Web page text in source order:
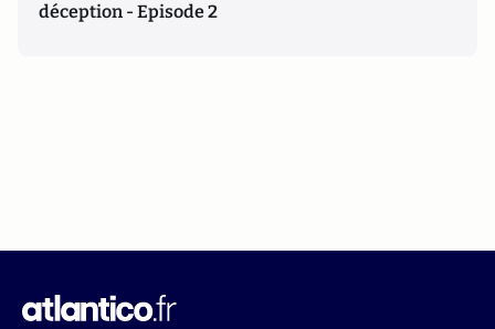
déception - Episode 2